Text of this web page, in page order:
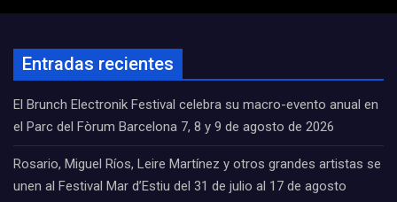
Entradas recientes
El Brunch Electronik Festival celebra su macro-evento anual en
el Parc del Fòrum Barcelona 7, 8 y 9 de agosto de 2026
Rosario, Miguel Ríos, Leire Martínez y otros grandes artistas se
unen al Festival Mar d’Estiu del 31 de julio al 17 de agosto